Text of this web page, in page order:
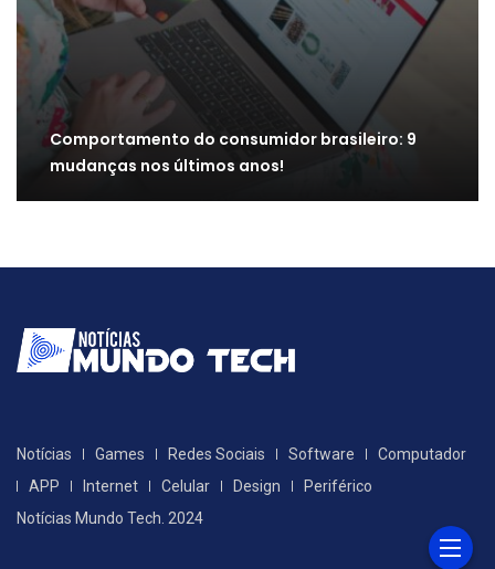
Comportamento do consumidor brasileiro: 9
mudanças nos últimos anos!
Notícias Games Redes Sociais Software
Computador
APP
Internet Celular Design
Periférico
Notícias Mundo Tech. 2024